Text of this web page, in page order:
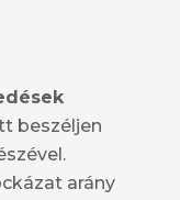
beszéljen
arány